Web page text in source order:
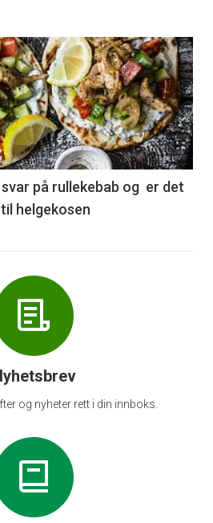
på rullekebab og er det
helgekosen
og nyheter rett i din innboks.